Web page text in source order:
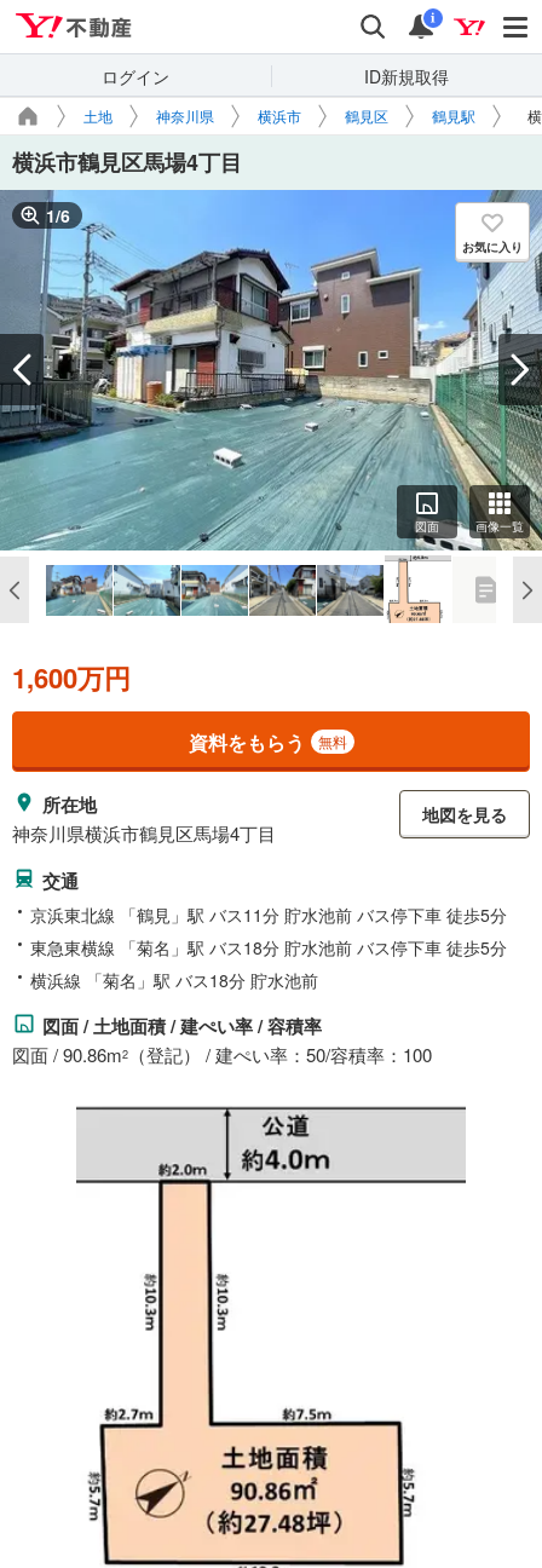
検索 通知
i
ログイン ID新規取得
土地 神奈川県 横浜市 鶴見区 鶴見駅
横浜市鶴見区馬場4丁目
1/6
お気に入り
図面 画像一覧
1,600万円
資料をもらう 無料
所在地
神奈川県横浜市鶴見区馬場4丁目
地図を見る
交通
京浜東北線 「鶴見」駅 バス11分 貯水池前 バス停下車 徒歩5分
東急東横線 「菊名」駅 バス18分 貯水池前 バス停下車 徒歩5分
横浜線 「菊名」駅 バス18分 貯水池前
図面 / 土地面積 / 建ぺい率 / 容積率
図面 / 90.86m2 （登記） / 建ぺい率：50/容積率：100